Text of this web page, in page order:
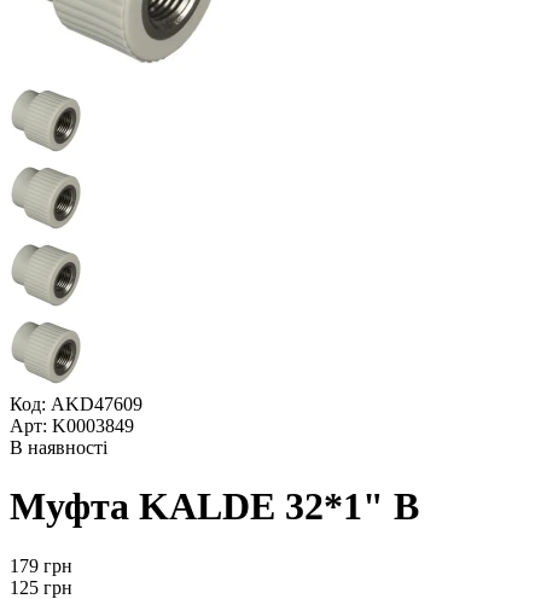
Код: AKD47609
Арт: K0003849
В наявності
Муфта KALDE 32*1" В
179 грн
125 грн